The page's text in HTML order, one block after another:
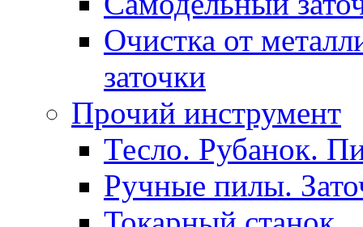
Очистка от
заточки
Прочий инструмент
Тесло. Рубанок.
Ручные пилы.